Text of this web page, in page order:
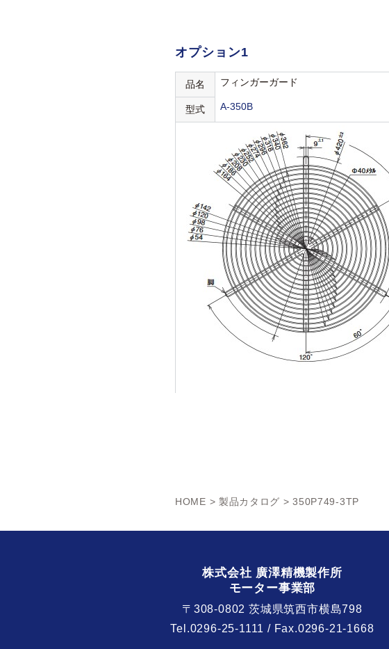
オプション1
品名 フィンガーガード
型式 A-350B
HOME > 製品カタログ > 350P749-3TP
株式会社 廣澤精機製作所
モーター事業部
〒308-0802 茨城県筑西市横島798
Tel.0296-25-1111 / Fax.0296-21-1668